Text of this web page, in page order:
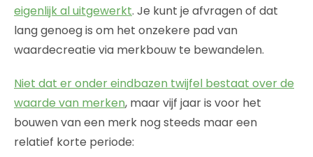
eigenlijk al uitgewerkt. Je kunt je afvragen of dat
lang genoeg is om het onzekere pad van
waardecreatie via merkbouw te bewandelen.
Niet dat er onder eindbazen twijfel bestaat over de
waarde van merken, maar vijf jaar is voor het
bouwen van een merk nog steeds maar een
relatief korte periode: